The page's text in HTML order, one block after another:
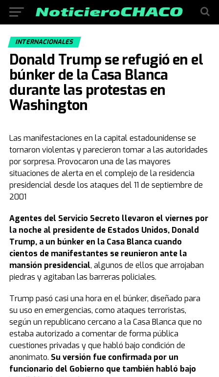
INTERNACIONALES
Donald Trump se refugió en el
búnker de la Casa Blanca
durante las protestas en
Washington
Las manifestaciones en la capital estadounidense se
tornaron violentas y parecieron tomar a las autoridades
por sorpresa. Provocaron una de las mayores
situaciones de alerta en el complejo de la residencia
presidencial desde los ataques del 11 de septiembre de
2001
Agentes del Servicio Secreto llevaron el viernes por
la noche al presidente de Estados Unidos, Donald
Trump, a un búnker en la Casa Blanca cuando
cientos de manifestantes se reunieron ante la
mansión presidencial, algunos de ellos que arrojaban
piedras y agitaban las barreras policiales.
Trump pasó casi una hora en el búnker, diseñado para
su uso en emergencias, como ataques terroristas,
según un republicano cercano a la Casa Blanca que no
estaba autorizado a comentar de forma pública
cuestiones privadas y que habló bajo condición de
anonimato. Su versión fue confirmada por un
funcionario del Gobierno que también habló bajo